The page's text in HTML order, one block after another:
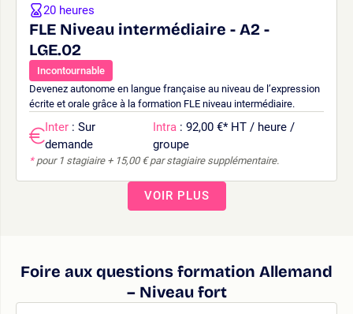
FLE Niveau intermédiaire - A2 -
LGE.02
Incontournable
Devenez autonome en langue française au niveau de l’expression
écrite et orale grâce à la formation FLE niveau intermédiaire.
20 heures
Inter : Sur
demande
Intra : 92,00 €*HT / heure /
groupe
*pour 1 stagiaire + 15,00 € par stagiaire supplémentaire.
VOIR PLUS
Foire aux questions formation Allemand
– Niveau fort